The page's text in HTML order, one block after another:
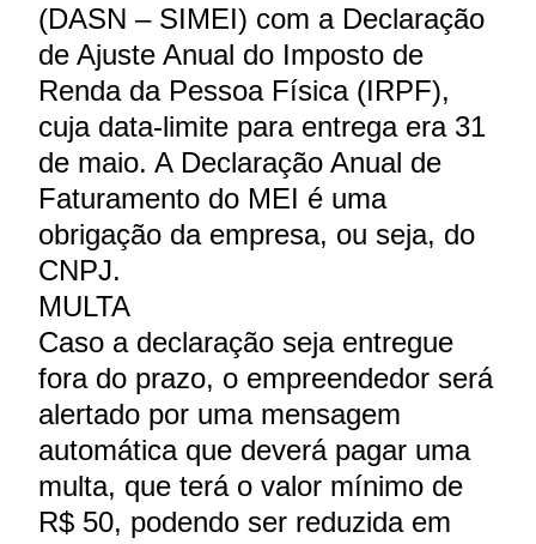
(DASN – SIMEI) com a Declaração
de Ajuste Anual do Imposto de
Renda da Pessoa Física (IRPF),
cuja data-limite para entrega era 31
de maio. A Declaração Anual de
Faturamento do MEI é uma
obrigação da empresa, ou seja, do
CNPJ.
MULTA
Caso a declaração seja entregue
fora do prazo, o empreendedor será
alertado por uma mensagem
automática que deverá pagar uma
multa, que terá o valor mínimo de
R$ 50, podendo ser reduzida em